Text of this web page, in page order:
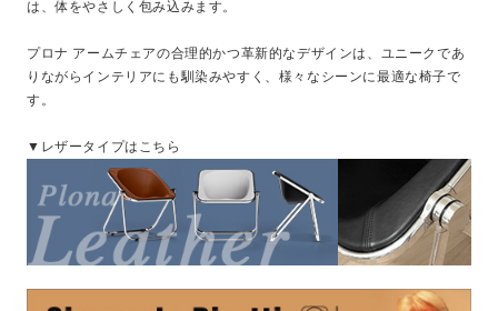
は、体をやさしく包み込みます。
プロナ アームチェアの合理的かつ革新的なデザインは、ユニークであ
りながらインテリアにも馴染みやすく、様々なシーンに最適な椅子で
す。
▼レザータイプはこちら